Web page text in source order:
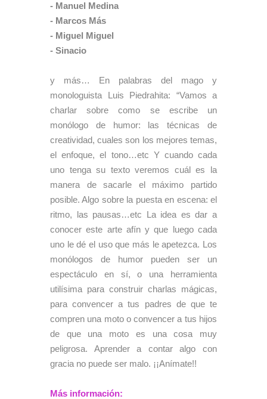
- Manuel Medina
- Marcos Más
- Miguel Miguel
- Sinacio
y más… En palabras del mago y
monologuista Luis Piedrahita: “Vamos a
charlar sobre como se escribe un
monólogo de humor: las técnicas de
creatividad, cuales son los mejores temas,
el enfoque, el tono…etc Y cuando cada
uno tenga su texto veremos cuál es la
manera de sacarle el máximo partido
posible. Algo sobre la puesta en escena: el
ritmo, las pausas…etc La idea es dar a
conocer este arte afín y que luego cada
uno le dé el uso que más le apetezca. Los
monólogos de humor pueden ser un
espectáculo en sí, o una herramienta
utilísima para construir charlas mágicas,
para convencer a tus padres de que te
compren una moto o convencer a tus hijos
de que una moto es una cosa muy
peligrosa. Aprender a contar algo con
gracia no puede ser malo. ¡¡Anímate!!
Más información: